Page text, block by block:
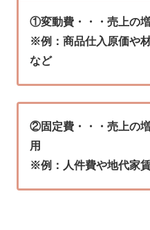
①変動費・・・売上の
※例：商品仕入原価や
など
②固定費・・・売上の
用
※例：人件費や地代家